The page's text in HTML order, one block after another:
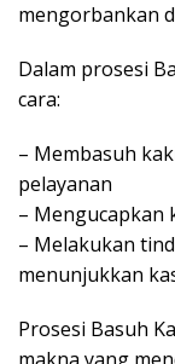
mengorbankan
Dalam prosesi
cara:
– Membasuh
pelayanan
– Mengucapkan
– Melakukan
menunjukkan
Prosesi Basuh